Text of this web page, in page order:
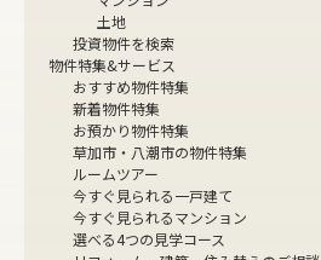
土地
投資物件を検索
物件特集&サービス
おすすめ物件特集
新着物件特集
お預かり物件特集
草加市・八潮市の物件特集
ルームツアー
今すぐ見られる一戸建て
今すぐ見られるマンション
選べる4つの見学コース